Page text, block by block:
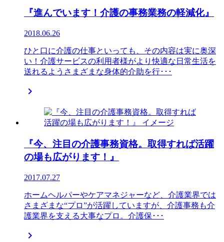
『進んでいます！介護の事務業務の軽減化』
2018.06.26
ひと口に介護の仕事といっても、その内容は実に奥深
い！介護サービスの利用者様がより快適な日常生活を
送れるようさまざまな身体的介助を行･･･

『今、注目の介護事務資格。取得すれば活躍
の場も広がります！』
2017.07.27
ホームヘルパーやケアマネジャーなど、介護業界では
さまざまな“プロ”が活躍していますが、介護事務も介
護業界を支える大事なプロ。介護保･･･
